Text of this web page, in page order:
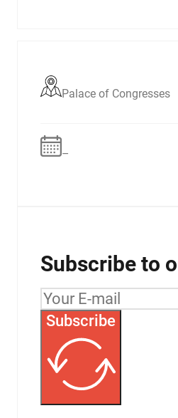
Palace of Congresses
–
Subscribe to
Subscribe